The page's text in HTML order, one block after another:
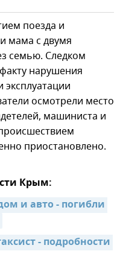
поезда и
мама с двумя
семью. Следком
нарушения
осмотрели место
машиниста и
приостановлено.
Крым:
и авто - погибли
- подробности